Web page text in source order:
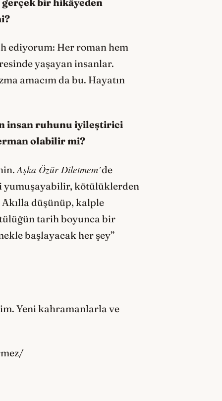
gerçek bir hikâyeden
ediyorum: Her roman hem
yaşayan insanlar.
amacım da bu. Hayatın
insan ruhunu iyileştirici
olabilir mi?
Aşka Özür Diletmem’de
yumuşayabilir, kötülüklerden
düşünüp, kalple
tarih boyunca bir
başlayacak her şey”
Yeni kahramanlarla ve